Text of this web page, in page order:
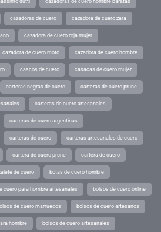
cazadoras de cuero cazadora de cuero zara
cazadora de cuero roja mujer
cazadora de cuero moto cazadora de cuero hombre
cascos de cuero casacas de cuero mujer
carteras negras de cuero carteras de cuero prune
carteras de cuero artesanales
carteras de cuero argentinas
carteras de cuero carteras artesanales de cuero
cartera de cuero prune cartera de cuero
de cuero botas de cuero hombre
cuero para hombre artesanales bolsos de cuero online
de cuero marruecos bolsos de cuero artesanos
hombre bolsos de cuero artesanales